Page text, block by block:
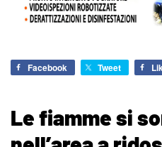
Facebook Tweet
Le fiamme si